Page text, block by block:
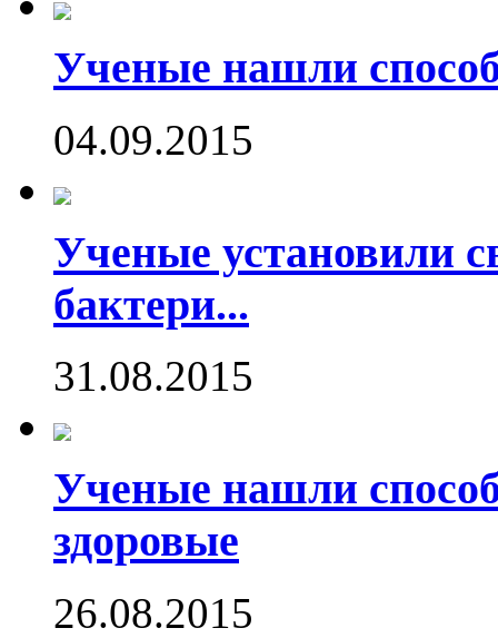
Ученые нашли
04.09.2015
Ученые установили
бактери...
31.08.2015
Ученые нашли
здоровые
26.08.2015